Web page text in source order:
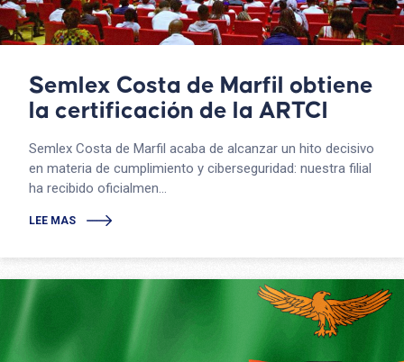
Semlex Costa de Marfil obtiene
la certificación de la ARTCI
Semlex Costa de Marfil acaba de alcanzar un hito decisivo
en materia de cumplimiento y ciberseguridad: nuestra filial
ha recibido oficialmen...
LEE MAS